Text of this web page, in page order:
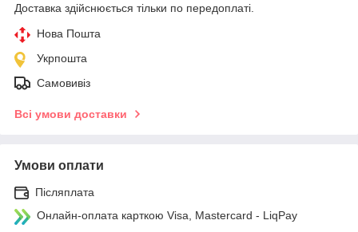
Доставка здійснюється тільки по передоплаті.
Нова Пошта
Укрпошта
Самовивіз
Всі умови доставки
Умови оплати
Післяплата
Онлайн-оплата карткою Visa, Mastercard - LiqPay